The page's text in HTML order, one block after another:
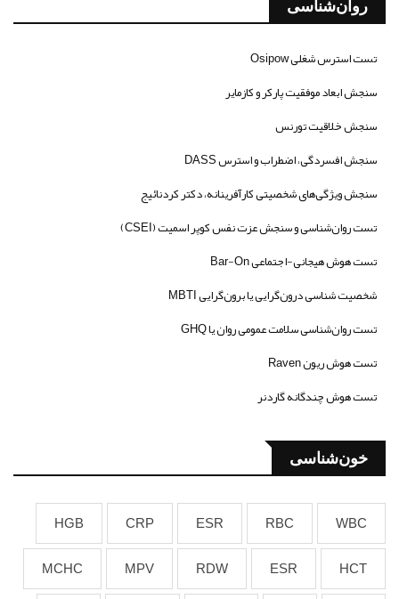
روان‌شناسی
تست استرس شغلی Osipow
سنجش ابعاد موفقیت پارکر و کازمایر
سنجش خلاقیت تورنس
سنجش افسردگی، اضطراب و استرس DASS
سنجش ویژگی‌های شخصیتی کارآفرینانه، دکتر کردنائیج
تست روان‌شناسی و سنجش عزت نفس کوپر اسمیت (CSEI)
تست هوش هیجانی-اجتماعی Bar-On
شخصیت شناسی درون‌گرایی یا برون‌گرایی MBTI
تست روان‌شناسی سلامت عمومی روان یا GHQ
تست هوش ریون Raven
تست هوش چندگانه گاردنر
خون‌شناسی
WBC
RBC
ESR
CRP
HGB
HCT
ESR
RDW
MPV
MCHC